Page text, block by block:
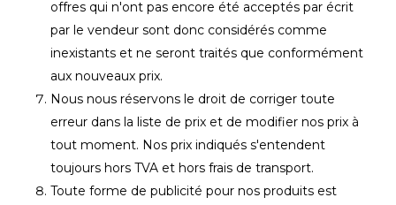
offres qui n'ont pas encore été acceptés par écrit
par le vendeur sont donc considérés comme
inexistants et ne seront traités que conformément
aux nouveaux prix.
Nous nous réservons le droit de corriger toute
erreur dans la liste de prix et de modifier nos prix à
tout moment. Nos prix indiqués s'entendent
toujours hors TVA et hors frais de transport.
Toute forme de publicité pour nos produits est